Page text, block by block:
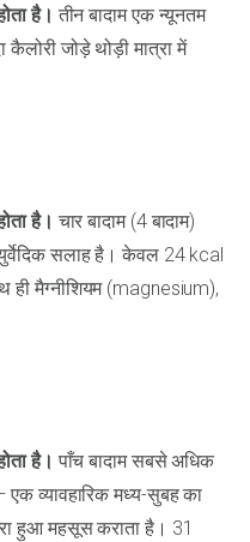
है। तीन बादाम एक न्यूनतम
कैलोरी जोड़े थोड़ी मात्रा में
है। चार बादाम (4 बादाम)
सलाह है। केवल 24 kcal
ही मैग्नीशियम (magnesium),
है। पाँच बादाम सबसे अधिक
एक व्यावहारिक मध्य-सुबह का
हुआ महसूस कराता है। 31